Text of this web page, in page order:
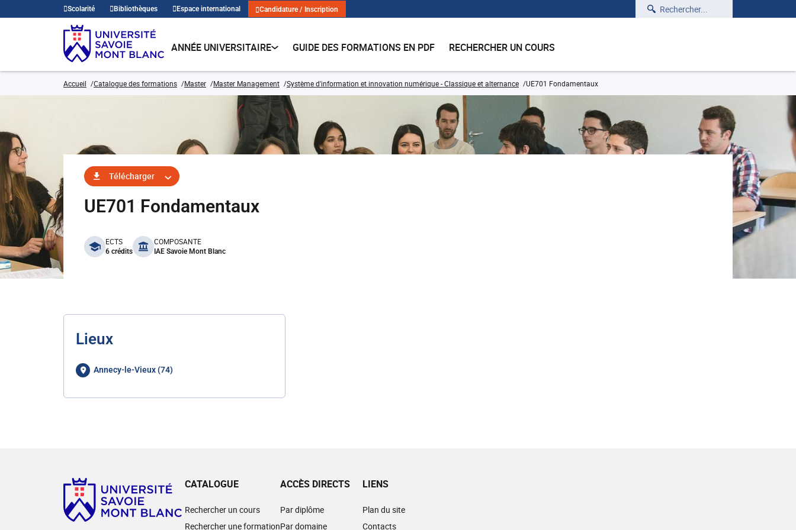
Scolarité Bibliothèques Espace international Candidature / Inscription Rechercher
ANNÉE UNIVERSITAIRE GUIDE DES FORMATIONS EN PDF RECHERCHER UN COURS
Accueil Catalogue des formations Master Master Management Système d'information et innovation numérique - Classique et alternance UE701 Fondamentaux
Télécharger
UE701 Fondamentaux
benefits
ECTS
6 crédits
COMPOSANTE
IAE Savoie Mont Blanc
Lieux
Annecy-le-Vieux (74)
CATALOGUE
Rechercher un cours
Rechercher une formation
ACCÈS DIRECTS
Par diplôme
Par domaine
LIENS
Plan du site
Contacts